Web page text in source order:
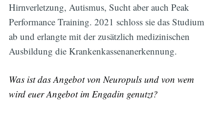
Hirnverletzung, Autismus, Sucht aber auch Peak
Performance Training. 2021 schloss sie das Studium
ab und erlangte mit der zusätzlich medizinischen
Ausbildung die Krankenkassenanerkennung.
Was ist das Angebot von Neuropuls und von wem
wird euer Angebot im Engadin genutzt?